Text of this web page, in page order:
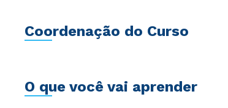
Coordenação do Curso
O que você vai aprender